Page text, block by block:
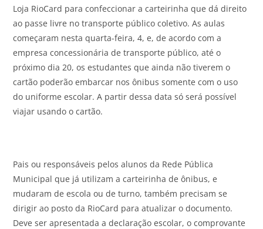
Loja RioCard para confeccionar a carteirinha que dá direito
ao passe livre no transporte público coletivo. As aulas
começaram nesta quarta-feira, 4, e, de acordo com a
empresa concessionária de transporte público, até o
próximo dia 20, os estudantes que ainda não tiverem o
cartão poderão embarcar nos ônibus somente com o uso
do uniforme escolar. A partir dessa data só será possível
viajar usando o cartão.
Pais ou responsáveis pelos alunos da Rede Pública
Municipal que já utilizam a carteirinha de ônibus, e
mudaram de escola ou de turno, também precisam se
dirigir ao posto da RioCard para atualizar o documento.
Deve ser apresentada a declaração escolar, o comprovante